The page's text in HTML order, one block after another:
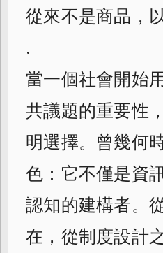
從來不是商品，
.
當一個社會開始
共議題的重要性
明選擇。曾幾何
色：它不僅是資
認知的建構者。
在，從制度設計